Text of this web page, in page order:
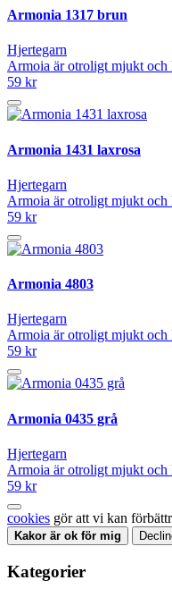
Armonia 1317 brun
Hjertegarn
Armoia är otroligt mjukt och
59 kr
Armonia 1431 laxrosa
Hjertegarn
Armoia är otroligt mjukt och
59 kr
Armonia 4803
Hjertegarn
Armoia är otroligt mjukt och
59 kr
Armonia 0435 grå
Hjertegarn
Armoia är otroligt mjukt och
59 kr
cookies gör att vi kan
Kakor är ok för mig
Kategorier